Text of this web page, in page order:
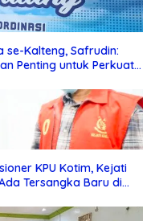
se-Kalteng, Safrudin:
Penting untuk Perkuat
KPU Kotim, Kejati
Tersangka Baru di